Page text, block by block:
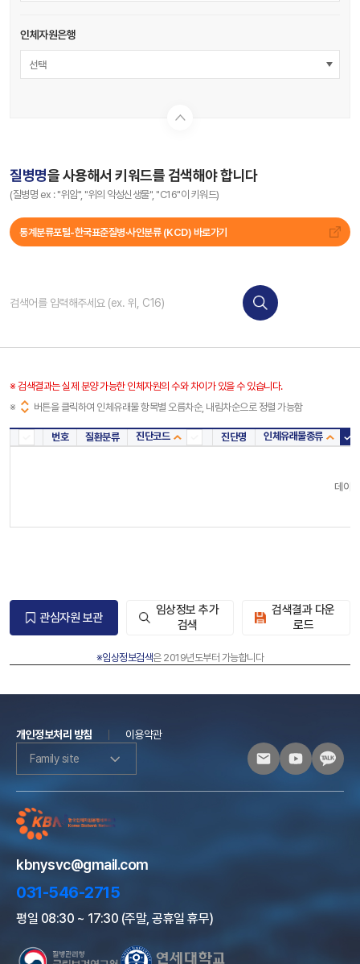
인체자원은행
선택
질병명을 사용해서 키워드를 검색해야 합니다
(질병명 ex : "위암", "위의 악성신생물", "C16"이 키워드)
통계분류포털-한국표준질병∙사인분류 (KCD) 바로가기
※ 검색결과는 실제 분양 가능한 인체자원의 수와 차이가 있을 수 있습니다.
※
버튼을 클릭하여 인체유래물 항목별 오름차순, 내림차순으로 정렬 가능함
번호 질환분류 진단코드
진단코드
진단명 인체유래물종류
인체
데이
관심자원 보관
임상정보 추가
검색
검색결과 다운
로드
※임상정보검색은 2019년도부터 가능합니다
개인정보처리 방침
이용약관
Family site
kbnysvc@gmail.com
031-546-2715
평일 08:30 ~ 17:30 (주말, 공휴일 휴무)